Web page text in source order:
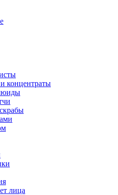
концентраты
лица